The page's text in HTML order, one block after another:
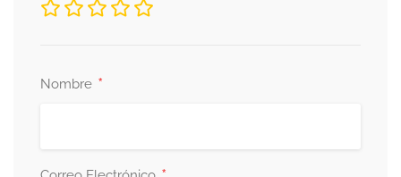
Nombre *